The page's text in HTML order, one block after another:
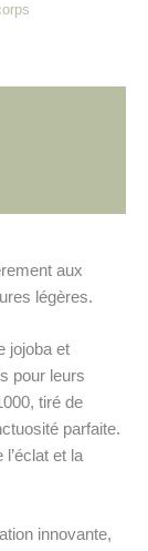
aux
légères.
jojoba et
pour leurs
tiré de
parfaite.
et la
innovante,